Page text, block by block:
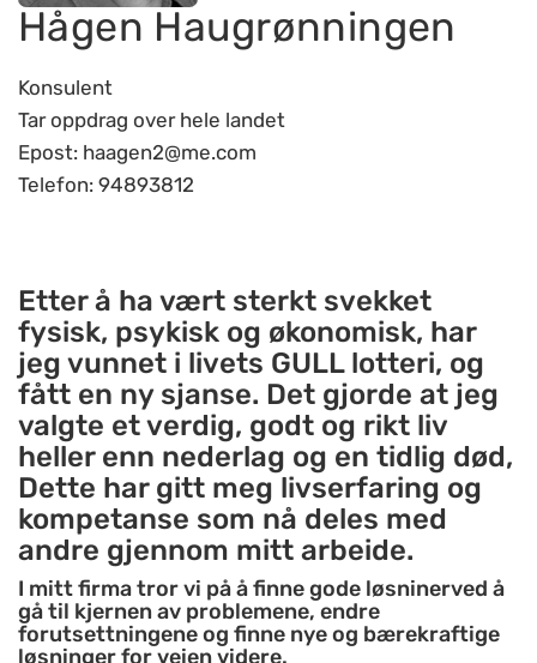
Hågen Haugrønningen
Konsulent
Tar oppdrag over hele landet
Epost: haagen2@me.com
Telefon: 94893812
Etter å ha vært sterkt svekket
fysisk, psykisk og økonomisk, har
jeg vunnet i livets GULL lotteri, og
fått en ny sjanse. Det gjorde at jeg
valgte et verdig, godt og rikt liv
heller enn nederlag og en tidlig død,
Dette har gitt meg livserfaring og
kompetanse som nå deles med
andre gjennom mitt arbeide.
I mitt firma tror vi på å finne gode løsninerved å
gå til kjernen av problemene, endre
forutsettningene og finne nye og bærekraftige
løsninger for veien videre.